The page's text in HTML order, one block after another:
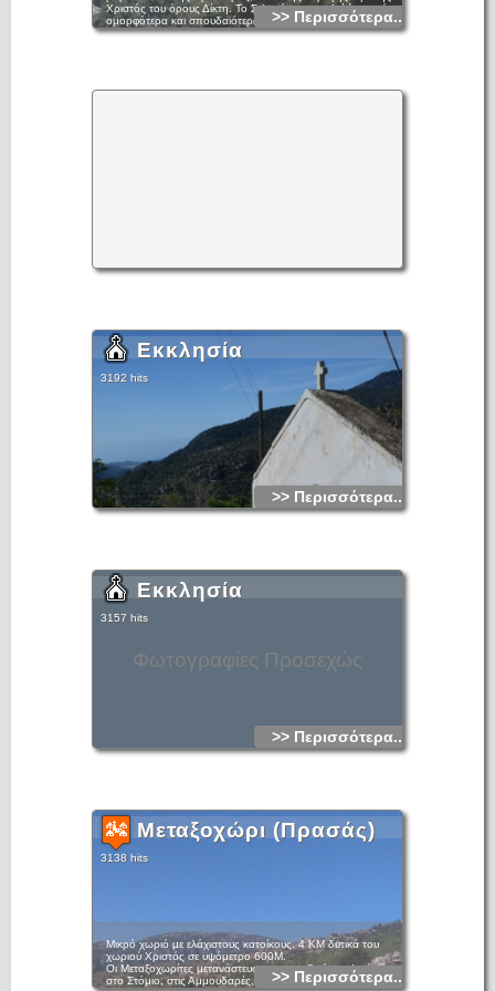
Χριστός του όρους Δίκτη. Το Σελακάνο αποτελεί ένα από τα
ομορφότερα και σπουδαιότερα οικοσυστήματα του νησιού,
ενταγμένο στο πρόγραμμα Natura 2.000 , καθώς και ένα
>> Περισσότερα...
Εκκλησία
3192 hits
>> Περισσότερα...
Φωτογραφίες Προσεχώς
Εκκλησία
3157 hits
>> Περισσότερα...
Μεταξοχώρι (Πρασάς)
3138 hits
Μικρό χωριό με ελάχιστους κατοίκους, 4 ΚΜ δυτικά του
χωριού Χριστός σε υψόμετρο 600Μ.
Οι Μεταξοχωρίτες μετανάστευσαν στα πεδινά της Ιεράπετρας,
στο Στόμιο, στις Αμμουδαρές, στον Ξηρόκαμπο και
>> Περισσότερα...